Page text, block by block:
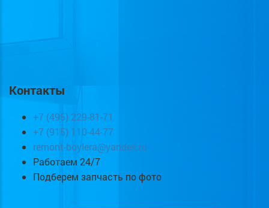
Контакты
+7 (495) 229-81-71
+7 (915) 110-44-77
remont-boylera@yandex.ru
Работаем 24/7
Подберем запчасть по фото